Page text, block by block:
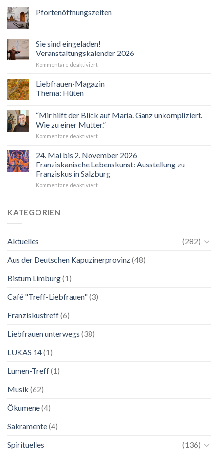
Pfortenöffnungszeiten
Sie sind eingeladen!
Veranstaltungskalender 2026
Kommentare deaktiviertfür
sind
eingeladen!
Liebfrauen-Magazin
Thema: Hüten
“Mir hilft der Blick auf Maria. Ganz unkompliziert.
Wie zu einer Mutter.”
Kommentare deaktiviertfür
hilft
der
Blick
auf
Maria.
24. Mai bis 2. November 2026
Franziskanische Lebenskunst: Ausstellung zu
Franziskus in Salzburg
Kommentare deaktiviertfür
Ausstellung
KATEGORIEN
Aktuelles
(282)
Aus der Deutschen Kapuzinerprovinz(48)
Bistum Limburg(1)
Café "Treff-Liebfrauen"(3)
Franziskustreff(6)
Liebfrauen unterwegs (38)
LUKAS 14(1)
Lumen-Treff(1)
Musik (62)
Ökumene(4)
Sakramente(4)
Spirituelles
(136)